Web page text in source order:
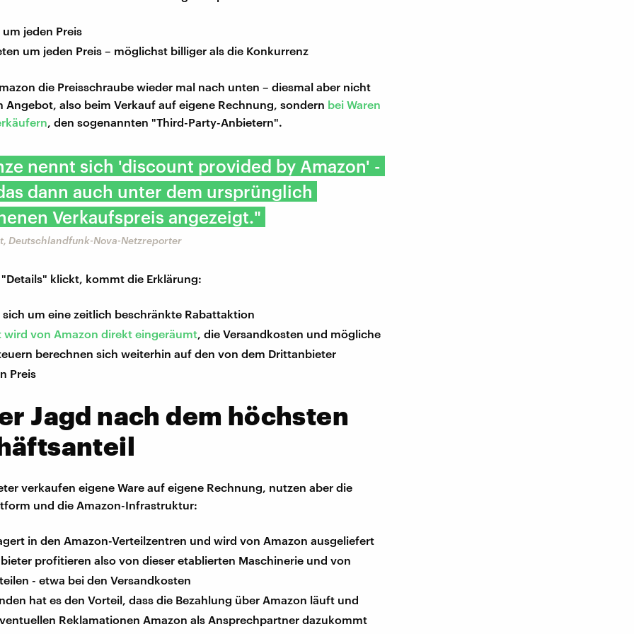
jeden Preis
um jeden Preis – möglichst billiger als die Konkurrenz
die Preisschraube wieder mal nach unten – diesmal aber nicht
Angebot, also beim Verkauf auf eigene Rechnung, sondern bei Waren
, den sogenannten "Third-Party-Anbietern".
nennt sich 'discount provided by Amazon' -
dann auch unter dem ursprünglich
Verkaufspreis angezeigt."
Deutschlandfunk-Nova-Netzreporter
klickt, kommt die Erklärung:
sich um eine zeitlich beschränkte Rabattaktion
wird von Amazon direkt eingeräumt, die Versandkosten und mögliche
berechnen sich weiterhin auf den von dem Drittanbieter
Preis
Jagd nach dem höchsten
verkaufen eigene Ware auf eigene Rechnung, nutzen aber die
und die Amazon-Infrastruktur:
in den Amazon-Verteilzentren und wird von Amazon ausgeliefert
profitieren also von dieser etablierten Maschinerie und von
- etwa bei den Versandkosten
hat es den Vorteil, dass die Bezahlung über Amazon läuft und
Reklamationen Amazon als Ansprechpartner dazukommt